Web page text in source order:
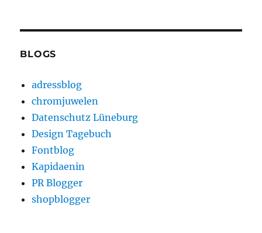
BLOGS
adressblog
chromjuwelen
Datenschutz Lüneburg
Design Tagebuch
Fontblog
Kapidaenin
PR Blogger
shopblogger